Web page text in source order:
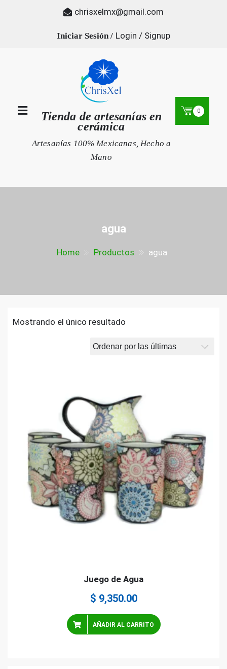
chrisxelmx@gmail.com
Login / Signup
Tienda de artesanías en
cerámica
Artesanías 100% Mexicanas, Hecho a
Mano
0
agua
Home Productos agua
Mostrando el único resultado
Juego de Agua
$ 9,350.00
AÑADIR AL CARRITO